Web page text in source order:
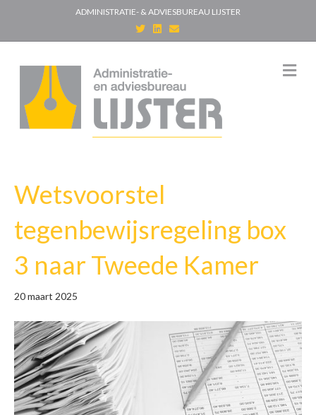
ADMINISTRATIE- & ADVIESBUREAU LIJSTER
T
w
i
e
r
n
d
i
n
E
m
a
M
e
Wetsvoorstel
tegenbewijsregeling box
3 naar Tweede Kamer
20 maart 2025